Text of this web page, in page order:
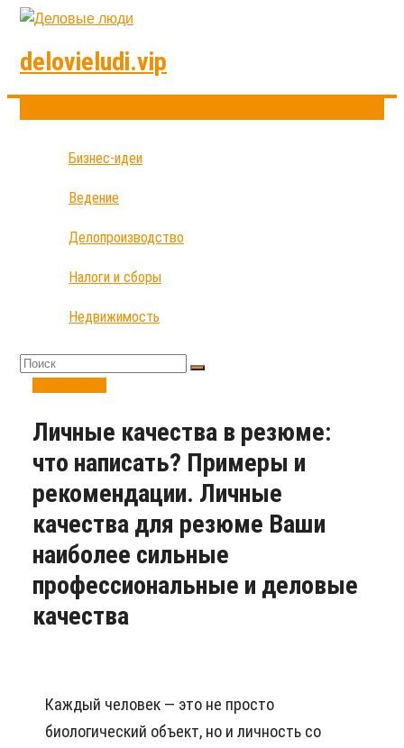
delovieludi.vip
Бизнес-идеи
Ведение
Делопроизводство
Налоги и сборы
Недвижимость
Личные качества в резюме:
что написать? Примеры и
рекомендации. Личные
качества для резюме Ваши
наиболее сильные
профессиональные и деловые
качества
Каждый человек — это не просто
биологический объект, но и личность со